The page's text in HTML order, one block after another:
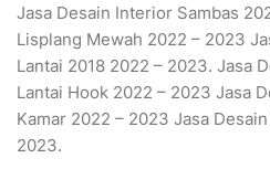
Jasa Desain Interior Sambas
Lisplang Mewah 2022 – 2023
Lantai 2018 2022 – 2023. Jasa
Lantai Hook 2022 – 2023 Jasa
Kamar 2022 – 2023 Jasa
2023.